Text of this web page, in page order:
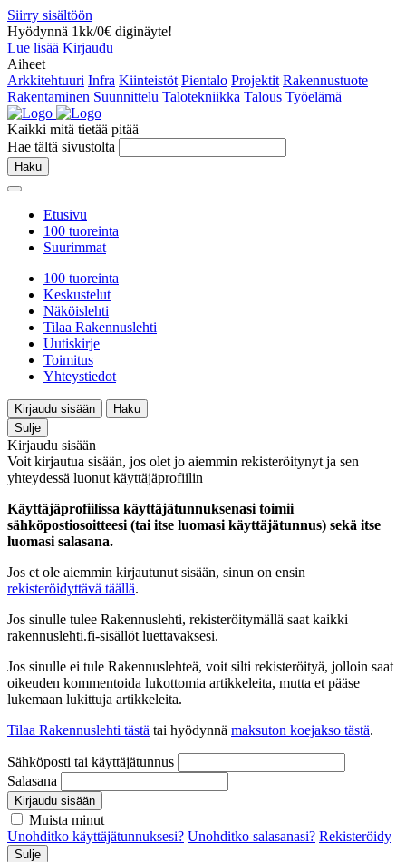
Siirry sisältöön
Hyödynnä 1kk/0€ diginäyte!
Lue lisää Kirjaudu
Aiheet
Arkkitehtuuri Infra Kiinteistöt Pientalo Projektit Rakennustuote
Rakentaminen Suunnittelu Talotekniikka Talous Työelämä
Kaikki mitä tietää pitää
Hae tältä sivustolta
Haku
Etusivu
100 tuoreinta
Suurimmat
100 tuoreinta
Keskustelut
Näköislehti
Tilaa Rakennuslehti
Uutiskirje
Toimitus
Yhteystiedot
Kirjaudu sisään
Haku
Sulje
Kirjaudu sisään
Voit kirjautua sisään, jos olet jo aiemmin rekisteröitynyt ja sen
yhteydessä luonut käyttäjäprofiilin
Käyttäjäprofiilissa käyttäjätunnuksenasi toimii
sähköpostiosoitteesi (tai itse luomasi käyttäjätunnus) sekä itse
luomasi salasana.
Jos et ole aiemmin kirjautunut sisään, sinun on ensin
rekisteröidyttävä täällä.
Jos sinulle tulee Rakennuslehti, rekisteröitymällä saat kaikki
rakennuslehti.fi-sisällöt luettavaksesi.
Jos sinulle ei tule Rakennuslehteä, voit silti rekisteröityä, jolloin saat
oikeuden kommentoida lukottomia artikkeleita, mutta et pääse
lukemaan lukittuja artikkeleita.
Tilaa Rakennuslehti tästä tai hyödynnä maksuton koejakso tästä.
Sähköposti tai käyttäjätunnus
Salasana
Kirjaudu sisään
Muista minut
Unohditko käyttäjätunnuksesi? Unohditko salasanasi? Rekisteröidy
Sulje